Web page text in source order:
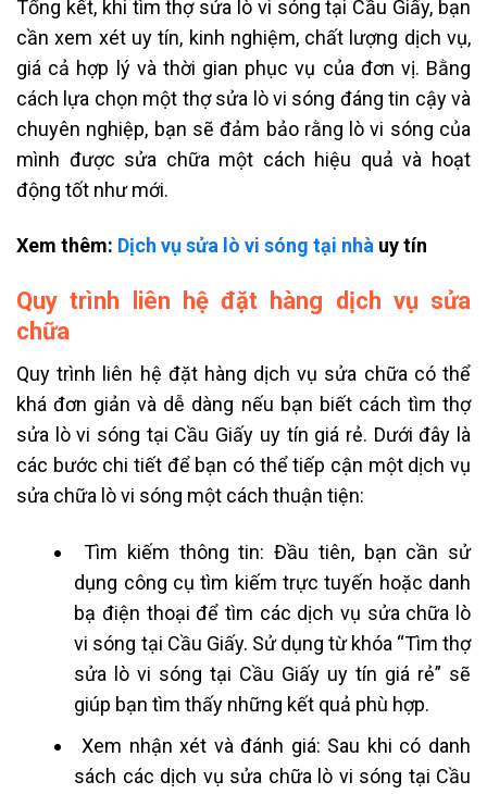
Tổng kết, khi tìm thợ sửa lò vi sóng tại Cầu Giấy, bạn
cần xem xét uy tín, kinh nghiệm, chất lượng dịch vụ,
giá cả hợp lý và thời gian phục vụ của đơn vị. Bằng
cách lựa chọn một thợ sửa lò vi sóng đáng tin cậy và
chuyên nghiệp, bạn sẽ đảm bảo rằng lò vi sóng của
mình được sửa chữa một cách hiệu quả và hoạt
động tốt như mới.
Xem thêm: Dịch vụ sửa lò vi sóng tại nhà uy tín
Quy trình liên hệ đặt hàng dịch vụ sửa
chữa
Quy trình liên hệ đặt hàng dịch vụ sửa chữa có thể
khá đơn giản và dễ dàng nếu bạn biết cách tìm thợ
sửa lò vi sóng tại Cầu Giấy uy tín giá rẻ. Dưới đây là
các bước chi tiết để bạn có thể tiếp cận một dịch vụ
sửa chữa lò vi sóng một cách thuận tiện:
Tìm kiếm thông tin: Đầu tiên, bạn cần sử
dụng công cụ tìm kiếm trực tuyến hoặc danh
bạ điện thoại để tìm các dịch vụ sửa chữa lò
vi sóng tại Cầu Giấy. Sử dụng từ khóa “Tìm thợ
sửa lò vi sóng tại Cầu Giấy uy tín giá rẻ” sẽ
giúp bạn tìm thấy những kết quả phù hợp.
Xem nhận xét và đánh giá: Sau khi có danh
sách các dịch vụ sửa chữa lò vi sóng tại Cầu